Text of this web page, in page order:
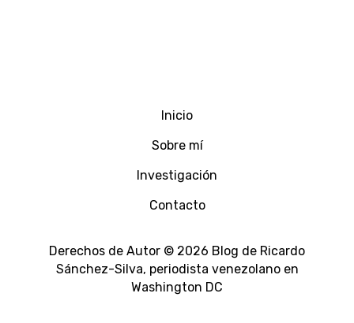
Inicio
Sobre mí
Investigación
Contacto
Derechos de Autor © 2026 Blog de Ricardo
Sánchez-Silva, periodista venezolano en
Washington DC